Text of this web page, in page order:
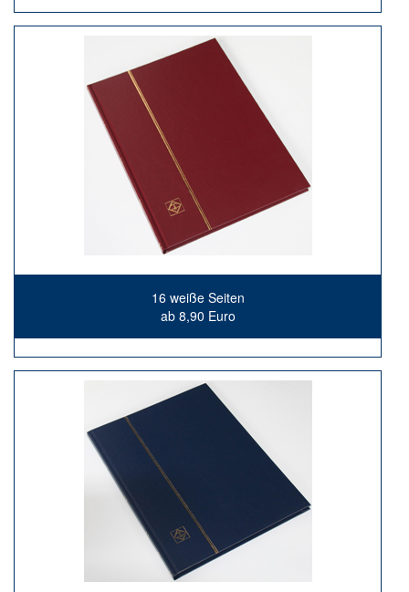
16 weiße Seiten
ab 8,90 Euro